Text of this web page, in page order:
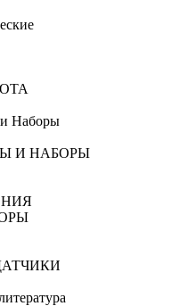
ОТА
и Наборы
И НАБОРЫ